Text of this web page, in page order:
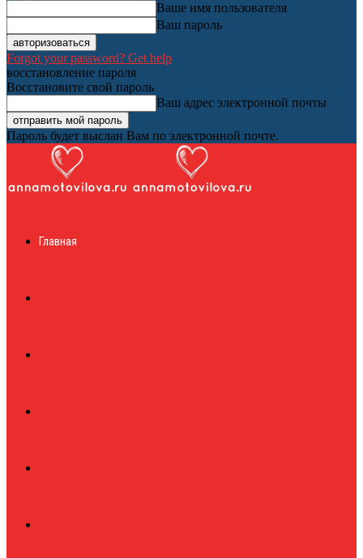
Ваше имя пользователя
Ваш пароль
Forgot your password? Get help
восстановление пароля
Восстановите свой пароль
Ваш адрес электронной почты
Пароль будет выслан Вам по электронной почте.
журналГлавная